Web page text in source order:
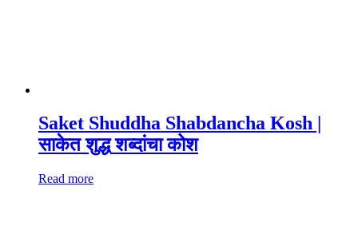
Saket Shuddha Shabdancha Kosh |
साकेत शुद्ध शब्दांचा कोश
Read more